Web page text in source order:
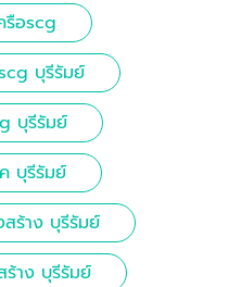
รือscg
บุรีรัมย์
บุรีรัมย์
ค บุรีรัมย์
สร้าง บุรีรัมย์
ร้าง บุรีรัมย์